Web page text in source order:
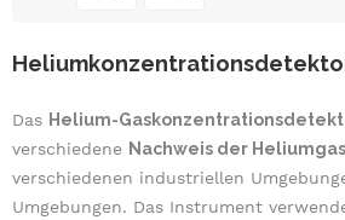
Das Helium-
verschiedene Nachweis der
verschiedenen industriellen
Umgebungen. Das Instrument